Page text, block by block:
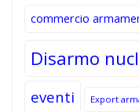
commercio
Disarmo
eventi Export